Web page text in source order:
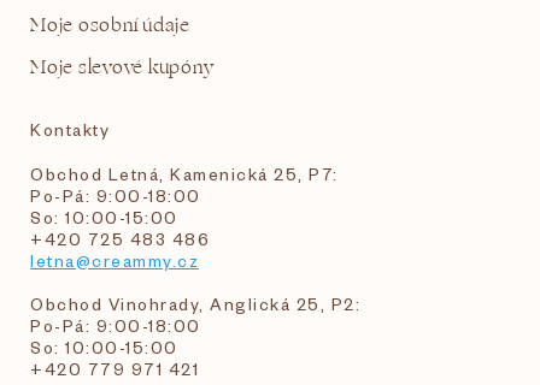
Moje osobní údaje
Moje slevové kupóny
Kontakty
Obchod Letná, Kamenická 25, P7:
Po-Pá: 9:00-18:00
So: 10:00-15:00
+420 725 483 486
letna@creammy.cz
Obchod Vinohrady, Anglická 25, P2:
Po-Pá: 9:00-18:00
So: 10:00-15:00
+420 779 971 421